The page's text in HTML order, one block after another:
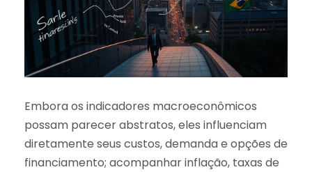
Embora os indicadores macroeconômicos
possam parecer abstratos, eles influenciam
diretamente seus custos, demanda e opções de
financiamento; acompanhar inflação, taxas de